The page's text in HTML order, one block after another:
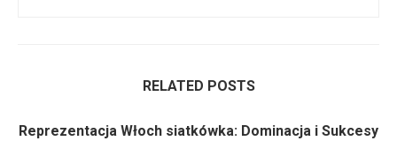
RELATED POSTS
Reprezentacja Włoch siatkówka: Dominacja i Sukcesy